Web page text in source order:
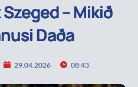
– Mikið
Daða
29.04.2026 08:43